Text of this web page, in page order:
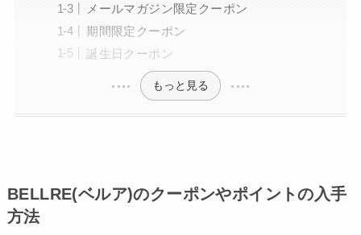
メールマガジン限定クーポン
期間限定クーポン
誕生日クーポン
もっと見る
BELLRE(ベルア)のクーポンやポイントの入手
方法